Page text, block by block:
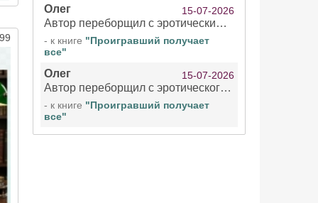
99
Олег 15-07-2026
Автор переборщил с эротическими сценами. Похоже, с этим у него проблемы.
- к книге "Проигравший получает
все"
Олег 15-07-2026
Автор переборщил с эротического сценами. Похоже, с этим у него проблемы.
- к книге "Проигравший получает
все"